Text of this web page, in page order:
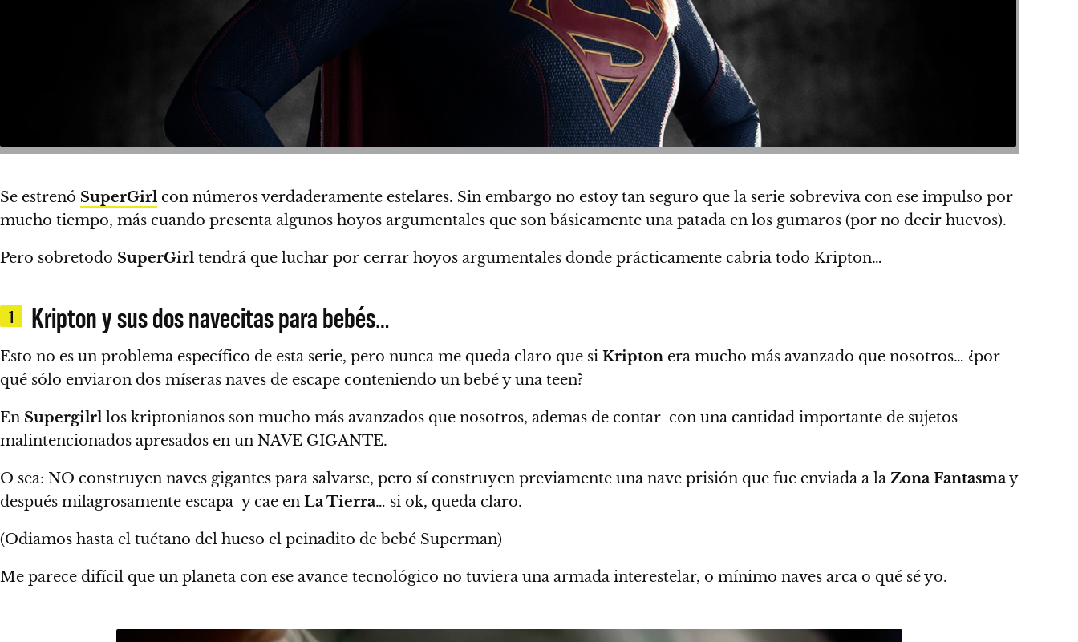
Se estrenó SuperGirl con números verdaderamente estelares. Sin embargo no estoy tan seguro que la serie sobreviva con ese impulso por
mucho tiempo, más cuando presenta algunos hoyos argumentales que son básicamente una patada en los gumaros (por no decir huevos).
Pero sobretodo SuperGirl tendrá que luchar por cerrar hoyos argumentales donde prácticamente cabria todo Kripton…
1 Kripton y sus dos navecitas para bebés…
Esto no es un problema específico de esta serie, pero nunca me queda claro que si Kripton era mucho más avanzado que nosotros… ¿por
qué sólo enviaron dos míseras naves de escape conteniendo un bebé y una teen?
En Supergilrl los kriptonianos son mucho más avanzados que nosotros, ademas de contar con una cantidad importante de sujetos
malintencionados apresados en un NAVE GIGANTE.
O sea: NO construyen naves gigantes para salvarse, pero sí construyen previamente una nave prisión que fue enviada a la Zona Fantasmay
después milagrosamente escapa y cae en La Tierra… si ok, queda claro.
(Odiamos hasta el tuétano del hueso el peinadito de bebé Superman)
Me parece difícil que un planeta con ese avance tecnológico no tuviera una armada interestelar, o mínimo naves arca o qué sé yo.